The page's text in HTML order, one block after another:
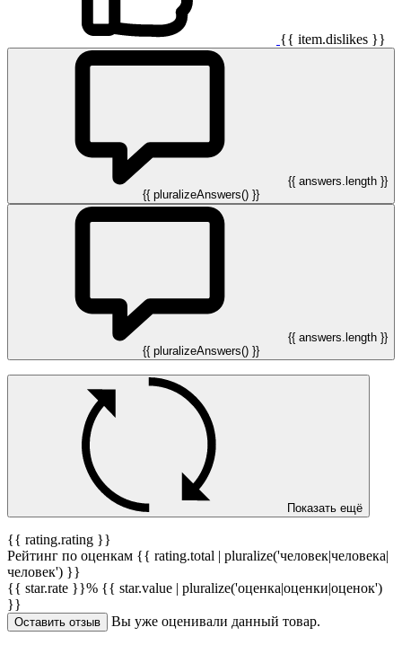
{{ item.dislikes }}
{{ answers.length }}
{{ pluralizeAnswers() }}
{{ answers.length }}
{{ pluralizeAnswers() }}
Показать ещё
{{ rating.rating }}
Рейтинг по оценкам {{ rating.total | pluralize('человек|человека|
человек') }}
{{ star.rate }}% {{ star.value | pluralize('оценка|оценки|оценок')
}}
Оставить отзыв Вы уже оценивали данный товар.